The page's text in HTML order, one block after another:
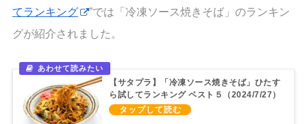
てランキング
”では「冷凍ソース焼きそば」のランキン
グが紹介されました。
【サタプラ】「冷凍ソース焼きそば」ひたす
ら試してランキング ベスト５（2024/7/27）